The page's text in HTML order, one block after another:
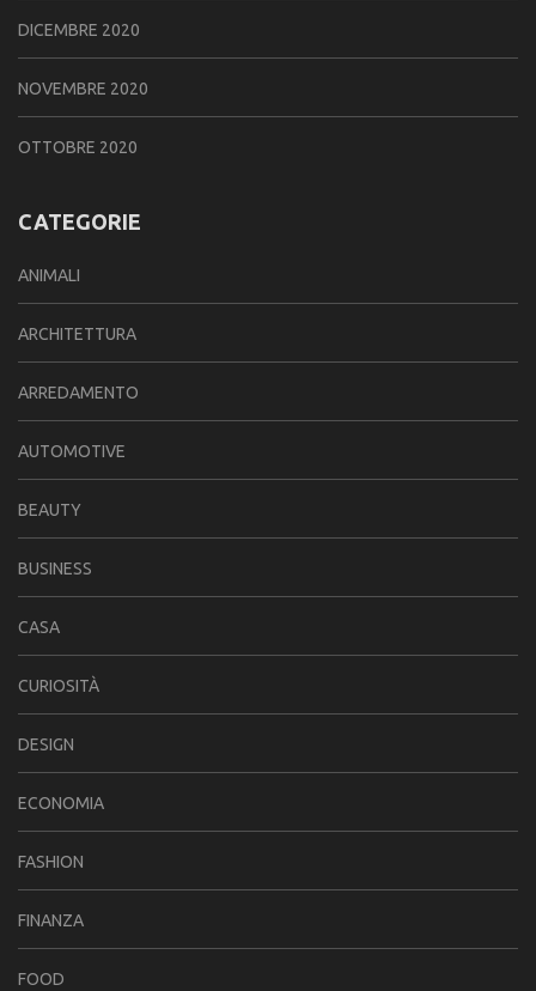
DICEMBRE 2020
NOVEMBRE 2020
OTTOBRE 2020
CATEGORIE
ANIMALI
ARCHITETTURA
ARREDAMENTO
AUTOMOTIVE
BEAUTY
BUSINESS
CASA
CURIOSITÀ
DESIGN
ECONOMIA
FASHION
FINANZA
FOOD